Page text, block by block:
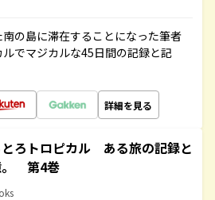
の島に滞在することになった筆者
でマジカルな45日間の記録と記
詳細を見る
とろトロピカル ある旅の記録と
。 第4巻